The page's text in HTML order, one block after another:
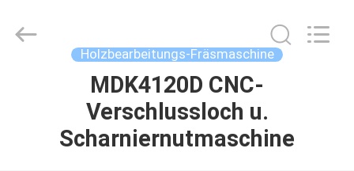
PRODUKTE
Export
Holzbearbeitungs-Fräsmaschine
MDK4120D CNC-
Verschlussloch u.
Scharniernutmaschine